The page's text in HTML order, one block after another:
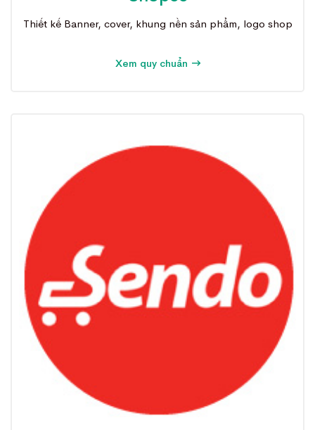
Thiết kế Banner, cover, khung nền sản phẩm, logo shop
Xem quy chuẩn